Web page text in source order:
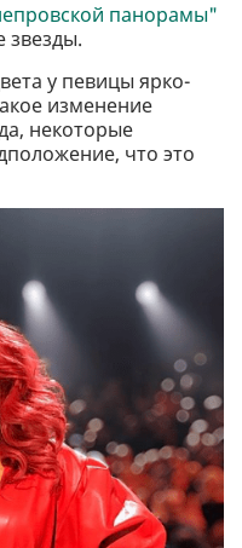
панорамы"
звезды.
у певицы ярко-
изменение
некоторые
что это